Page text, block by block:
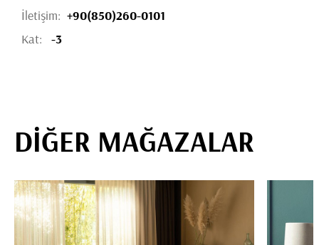
İletişim: +90(850)260-0101
Kat:
-3
DİĞER MAĞAZALAR